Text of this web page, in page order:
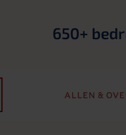
650+